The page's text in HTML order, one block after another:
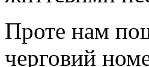
Проте нам
черговий